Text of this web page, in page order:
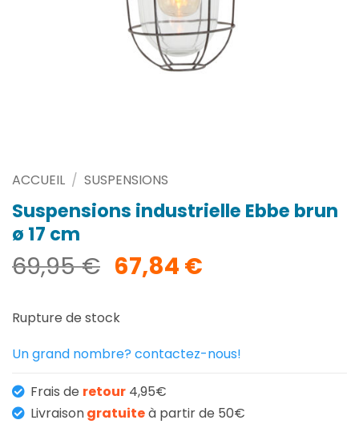
ACCUEIL / SUSPENSIONS
Suspensions industrielle Ebbe brun
ø 17 cm
69,95€ Le
prix
initial
était :
69,95 €.
67,84 €Le
67,84 €.
Rupture de stock
Un grand nombre? contactez-nous!
Frais de retour 4,95€
Livraisongratuiteà partir de 50€